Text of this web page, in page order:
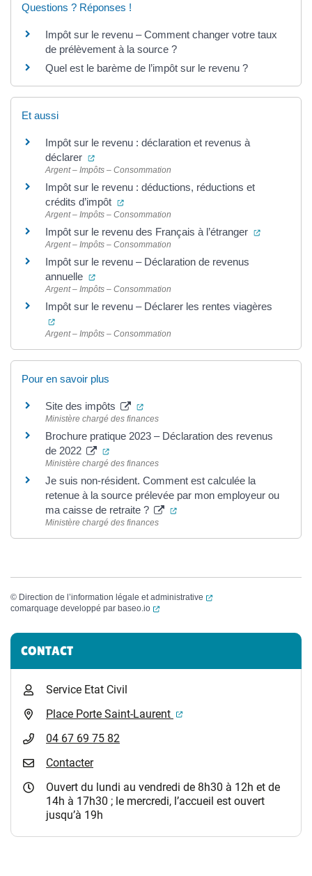
Questions ? Réponses !
Impôt sur le revenu – Comment changer votre taux
de prélèvement à la source ?
Quel est le barème de l’impôt sur le revenu ?
Et aussi
Impôt sur le revenu : déclaration et revenus à
déclarer
(ouverture dans un nouvel onglet)
Argent – Impôts – Consommation
Impôt sur le revenu : déductions, réductions et
crédits d’impôt
(ouverture dans un nouvel onglet)
Argent – Impôts – Consommation
Impôt sur le revenu des Français à l’étranger (ouverture
Argent – Impôts – Consommation
Impôt sur le revenu – Déclaration de revenus
annuelle
(ouverture dans un nouvel onglet)
Argent – Impôts – Consommation
Impôt sur le revenu – Déclarer les rentes viagères
(ouverture dans un nouvel onglet)
Argent – Impôts – Consommation
Pour en savoir plus
Site des impôts (ouverture dans un nouvel onglet)
Ministère chargé des finances
Brochure pratique 2023 – Déclaration des revenus
de 2022
(ouverture dans un nouvel onglet)
Ministère chargé des finances
Je suis non-résident. Comment est calculée la
retenue à la source prélevée par mon employeur ou
ma caisse de retraite ?
(ouverture dans un nouvel
Ministère chargé des finances
© Direction de l’information légale et administrative
(ouverture dans un
comarquage developpé par baseo.io (ouverture dans un nouvel onglet)
Informations complémentaires
CONTACT
Service Etat Civil
Place Porte Saint-Laurent
(ouverture dans un
04 67 69 75 82
Contacter
Ouvert du lundi au vendredi de 8h30 à 12h et de
14h à 17h30 ; le mercredi, l’accueil est ouvert
jusqu’à 19h